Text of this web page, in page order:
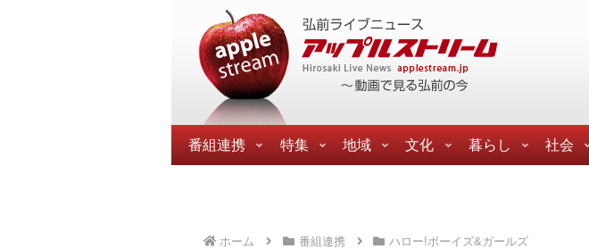
番組連携 特集 地域 文化 暮らし 社会
ホーム 番組連携 ハロー!ボーイズ&ガールズ